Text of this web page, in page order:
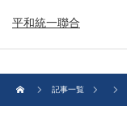
平和統一聯合
記事一覧